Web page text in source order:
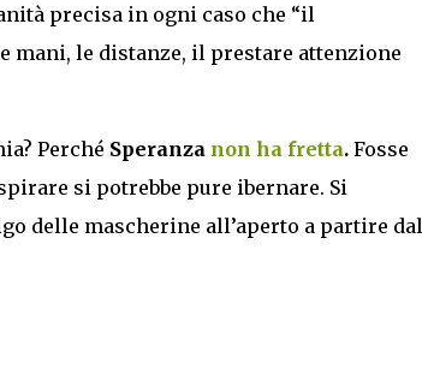
precisa in ogni caso che “il
mani, le distanze, il prestare attenzione
Perché Speranza non ha fretta.Fosse
si potrebbe pure ibernare. Si
delle mascherine all’aperto a partire dal